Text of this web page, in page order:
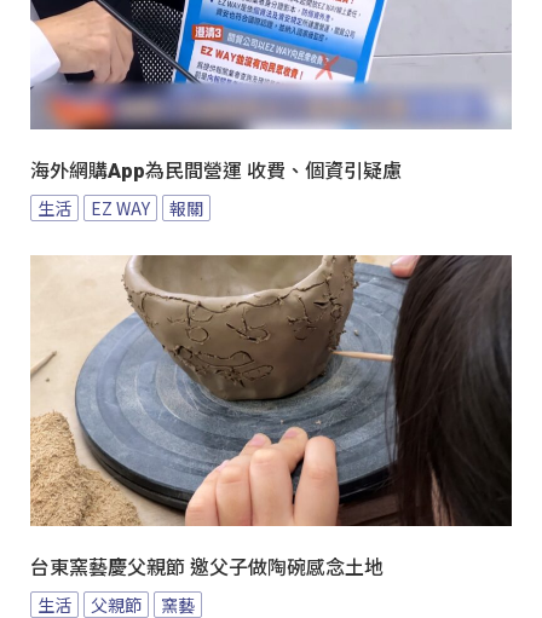
海外網購App為民間營運 收費、個資引疑慮
生活 EZ WAY 報關
台東窯藝慶父親節 邀父子做陶碗感念土地
生活 父親節 窯藝